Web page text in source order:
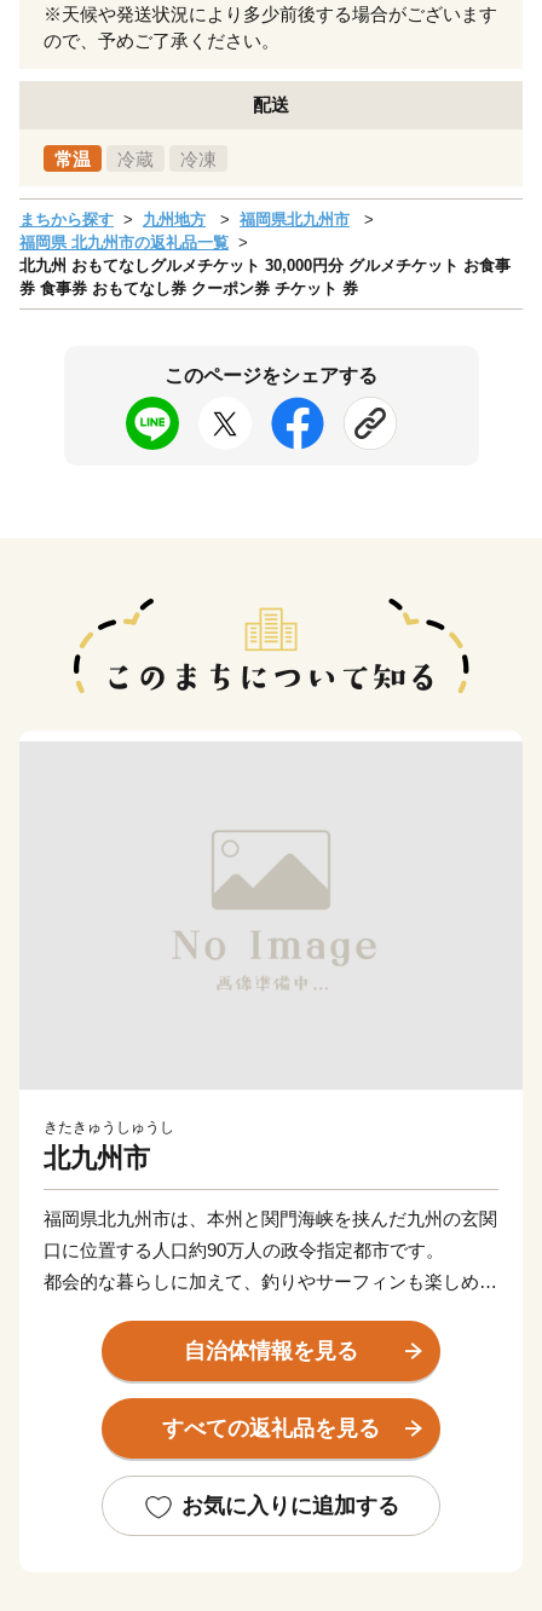
※天候や発送状況により多少前後する場合がございます
ので、予めご了承ください。
配送
常温 冷蔵 冷凍
まちから探す 九州地方
福岡県北九州市
福岡県 北九州市の返礼品一覧
北九州 おもてなしグルメチケット 30,000円分 グルメチケット お食事
券 食事券 おもてなし券 クーポン券 チケット 券
このページをシェアする
きたきゅうしゅうし
北九州市
福岡県北九州市は、本州と関門海峡を挟んだ九州の玄関
口に位置する人口約90万人の政令指定都市です。
都会的な暮らしに加えて、釣りやサーフィンも楽しめる
まれた、地方暮らしの両方を楽しめる都市です。
関門海峡ふぐ刺身・シャボン玉石けん・肉うどん・辛子
明太子など本市ならではの返礼品に加え、黒毛和牛・ウ
ナギ・カニなど全国的に人気の返礼品も豊富に揃えてい
ふるさと納税を通じて、ぜひ北九州市の魅力をご体感く
ださい！
自治体情報を見る
すべての返礼品を見る
お気に入りに追加する